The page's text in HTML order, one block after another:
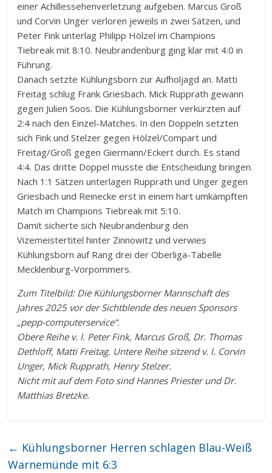
einer Achillessehenverletzung aufgeben. Marcus Groß
und Corvin Unger verloren jeweils in zwei Sätzen, und
Peter Fink unterlag Philipp Hölzel im Champions
Tiebreak mit 8:10. Neubrandenburg ging klar mit 4:0 in
Führung.
Danach setzte Kühlungsborn zur Aufholjagd an. Matti
Freitag schlug Frank Griesbach. Mick Rupprath gewann
gegen Julien Soos. Die Kühlungsborner verkürzten auf
2:4 nach den Einzel-Matches. In den Doppeln setzten
sich Fink und Stelzer gegen Hölzel/Compart und
Freitag/Groß gegen Giermann/Eckert durch. Es stand
4:4. Das dritte Doppel musste die Entscheidung bringen.
Nach 1:1 Sätzen unterlagen Rupprath und Unger gegen
Griesbach und Reinecke erst in einem hart umkämpften
Match im Champions Tiebreak mit 5:10.
Damit sicherte sich Neubrandenburg den
Vizemeistertitel hinter Zinnowitz und verwies
Kühlungsborn auf Rang drei der Oberliga-Tabelle
Mecklenburg-Vorpommers.
Zum Titelbild: Die Kühlungsborner Mannschaft des
Jahres 2025 vor der Sichtblende des neuen Sponsors
„pepp-computerservice“.
Obere Reihe v. l. Peter Fink, Marcus Groß, Dr. Thomas
Dethloff, Matti Freitag. Untere Reihe sitzend v. l. Corvin
Unger, Mick Rupprath, Henry Stelzer.
Nicht mit auf dem Foto sind Hannes Priester und Dr.
Matthias Bretzke.
← Kühlungsborner Herren schlagen Blau-Weiß
Warnemünde mit 6:3